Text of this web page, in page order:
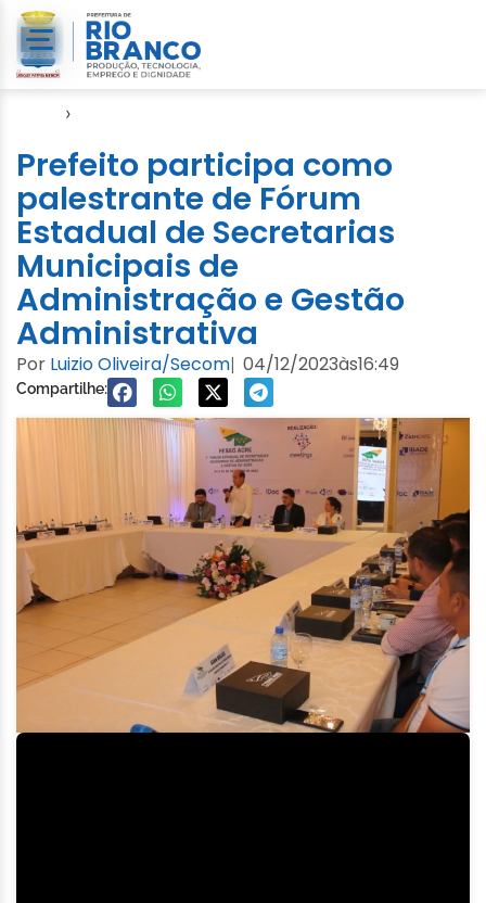
›
Prefeito participa como
palestrante de Fórum
Estadual de Secretarias
Municipais de
Administração e Gestão
Administrativa
Por Luizio Oliveira/Secom| 04/12/2023às16:49
Compartilhe: